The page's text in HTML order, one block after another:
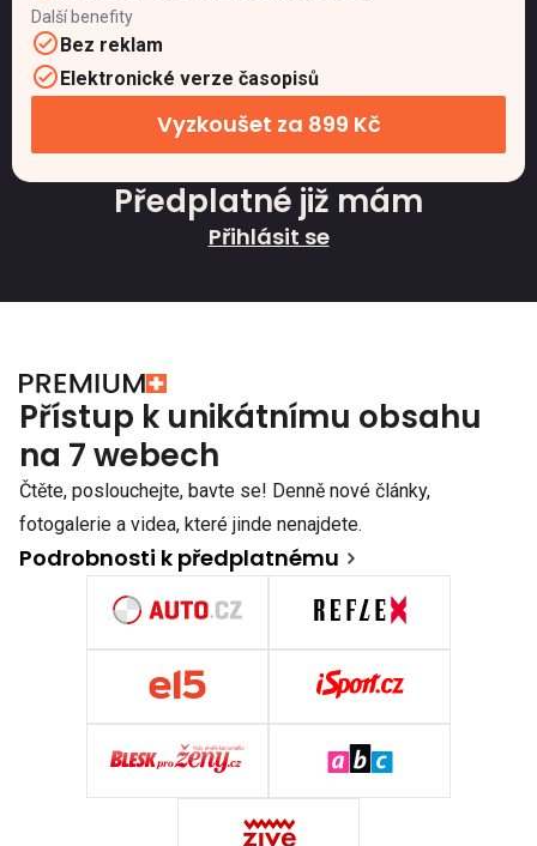
Další benefity
Bez reklam
Elektronické verze časopisů
Vyzkoušet za 899 Kč
Předplatné již mám
Přihlásit se
Přístup k unikátnímu obsahu
na 7 webech
Čtěte, poslouchejte, bavte se! Denně nové články,
fotogalerie a videa, které jinde nenajdete.
Podrobnosti k předplatnému